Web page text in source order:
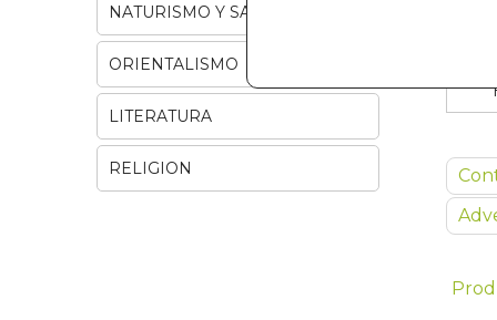
NATURISMO Y SALUD
ORIENTALISMO
LITERATURA
RELIGION